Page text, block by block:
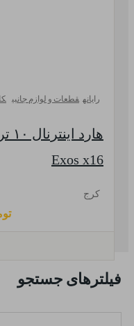
رایانه قطعات و لوازم جانبی
Exos x16
کرج
فیلترهای جستجو